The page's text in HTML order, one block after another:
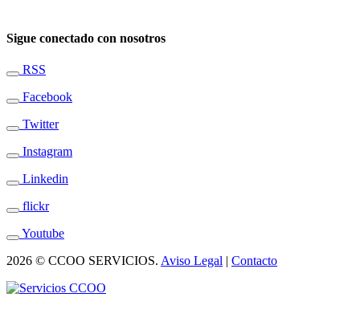
Sigue conectado con nosotros
RSS
Facebook
Twitter
Instagram
Linkedin
flickr
Youtube
2026 © CCOO SERVICIOS. Aviso Legal | Contacto